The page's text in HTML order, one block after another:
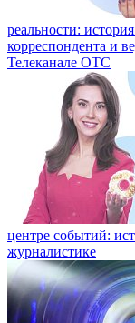
реальности:
корреспондента
Телеканале ОТС
центре событий:
журналистике